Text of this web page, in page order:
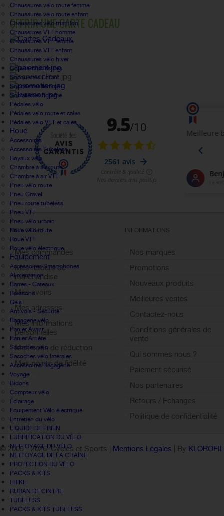
Chaussures vélo route femme
Chaussures vélo route enfant
Chaussures vélo triathlon
Chaussures VTT homme
Chaussures VTT femme
Chaussures VTT enfant
Chaussures vélo hiver
Couvre-chaussures
Socquettes Enfant
Socquettes femme
Socquettes homme
Pédales vélo
Pédales velo route et cales
Pédales velo VTT et cales
Roue
Accessoires
Accessoires Tubeless
Boyaux vélo
Chambre à air route
Chambre à air VTT
Pneu vélo route
Pneu Gravel
Pneu route tubeless
Pneu VTT
Pneu vélo urbain
Roue vélo route
Roue VTT
Roue vélo électrique
Équipement
Accessoires Smartphones
Alimentation
Barres - Gateaux
Boissons
Gels
Antivols - Sécurité
Bagagerie vélo
Panier Avant
Panier Arrière
Sacoches vélo
Sacoches vélo latérales
Accessoires Bagagerie
Voyage
Bidons
Compteur vélo
Éclairage
Equipement Vélo électrique
Entretien du vélo
LIQUIDE DE FREIN
LUBRIFICATION DU VÉLO
NETTOYAGE DU VÉLO
NETTOYAGE DE LA CHAÎNE
PROTECTION DU VÉLO
PACKS & KITS
EBIKE
RUBAN DE CINTRE
TUBELESS
PACKS & KITS TUBELESS
OFFRIR UNE CARTE CADEAU
MON COMPTE
Mes commandes
Mes retours de
marchandise
Mes avoirs
Mes adresses
Mes informations
personnelles
Mes bons de réduction
Mes points de fidélité
Sign out
INFORMATIONS
Nos marques
Promotions
Nouveaux produits
Meilleures ventes
Contactez-nous
Conditions générales de
vente
Qui sommes nous ?
Paiement sécurisé
Nos partenaires
Retours / Echanges
Politique de confidentialité
© 2005 -2026 Cycles et Sports | Mentions Légales | By